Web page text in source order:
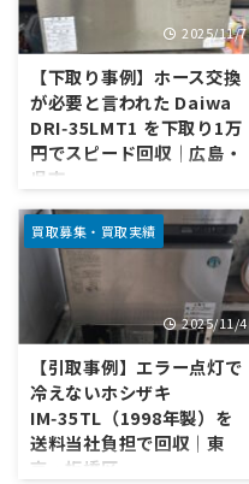
での現在の相場 ホシザキ Mタイ
プ（IM‑25M/35M）：2.0–2.5万
円／最低保証 5,000円（※E1は
夏場除く） ホシザキ
L/L‑1（IM‑25L‑1/35L‑1）：1.5
万円前後／最低保証 5,000円 大
和冷機 LME（DRI‑25LME）：
2.0万円前後／最低保証 5,000
円 大和冷機
LMV（DRI‑25LMV）：1.0万円
前後／最低 ...
2025/11/7
【下取り事例】ホース交換
が必要と言われた Daiwa
DRI‑35LMT1 を下取り1万
円でスピード回収｜広島・
呉市
「連絡が遅くなりました。まだ
取引可能でしょうか？」 そんな
一通のLINEから始まりました。
機種はDaiwa DRI‑35LMT1。症
状は「コンセントを入れると音
はするが、内部ホースの交換が
はその場で下取り1万円をご提
案。時間指定ができない地域だ
ったため、回収はフリー枠で手
配し、送料15,860円（お客さ
買取募集・買取実績
2025/11/4
【引取事例】エラー点灯で
冷えないホシザキ
IM‑35TL（1998年製）を
送料当社負担で回収｜東
京・板橋区